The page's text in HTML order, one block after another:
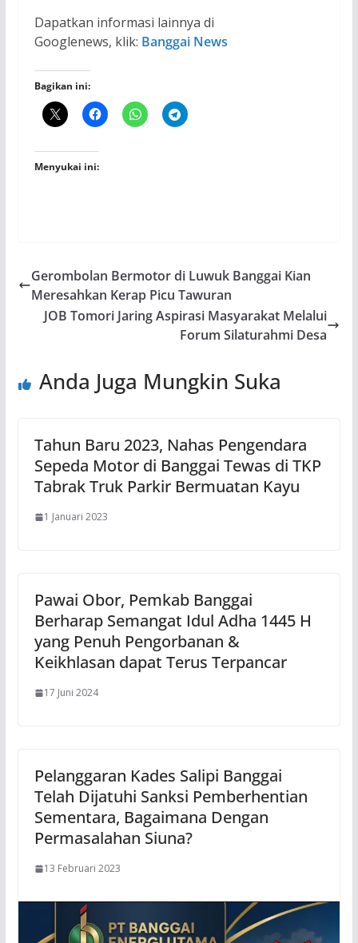
Dapatkan informasi lainnya di
Googlenews, klik: Banggai News
Bagikan ini:
Menyukai ini:
Gerombolan Bermotor di Luwuk Banggai Kian
Meresahkan Kerap Picu Tawuran
JOB Tomori Jaring Aspirasi Masyarakat Melalui
Forum Silaturahmi Desa
Anda Juga Mungkin Suka
Tahun Baru 2023, Nahas Pengendara
Sepeda Motor di Banggai Tewas di TKP
Tabrak Truk Parkir Bermuatan Kayu
1 Januari 2023
Pawai Obor, Pemkab Banggai
Berharap Semangat Idul Adha 1445 H
yang Penuh Pengorbanan &
Keikhlasan dapat Terus Terpancar
17 Juni 2024
Pelanggaran Kades Salipi Banggai
Telah Dijatuhi Sanksi Pemberhentian
Sementara, Bagaimana Dengan
Permasalahan Siuna?
13 Februari 2023